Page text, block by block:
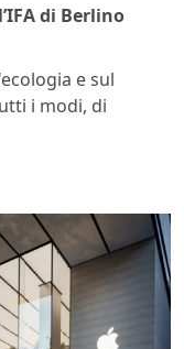
di Berlino
e sul
i modi, di